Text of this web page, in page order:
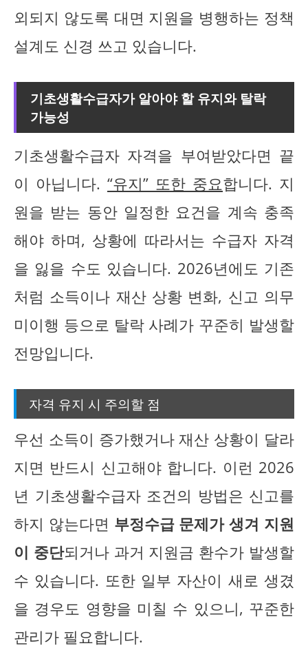
외되지 않도록 대면 지원을 병행하는 정책
설계도 신경 쓰고 있습니다.
기초생활수급자가 알아야 할 유지와 탈락
가능성
기초생활수급자 자격을 부여받았다면 끝
이 아닙니다. “유지” 또한 중요합니다. 지
원을 받는 동안 일정한 요건을 계속 충족
해야 하며, 상황에 따라서는 수급자 자격
을 잃을 수도 있습니다. 2026년에도 기존
처럼 소득이나 재산 상황 변화, 신고 의무
미이행 등으로 탈락 사례가 꾸준히 발생할
전망입니다.
자격 유지 시 주의할 점
우선 소득이 증가했거나 재산 상황이 달라
지면 반드시 신고해야 합니다. 이런 2026
년 기초생활수급자 조건의 방법은 신고를
하지 않는다면 부정수급 문제가 생겨 지원
이 중단되거나 과거 지원금 환수가 발생할
수 있습니다. 또한 일부 자산이 새로 생겼
을 경우도 영향을 미칠 수 있으니, 꾸준한
관리가 필요합니다.